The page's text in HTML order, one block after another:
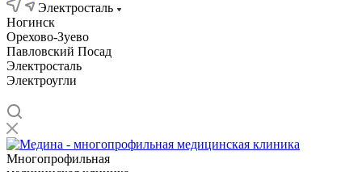
Электросталь
Ногинск
Орехово-Зуево
Павловский Посад
Электросталь
Электроугли
Многопрофильная